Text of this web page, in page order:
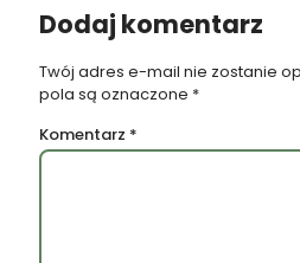
Dodaj komentarz
Twój adres e-mail nie zostanie
pola są oznaczone *
Komentarz *